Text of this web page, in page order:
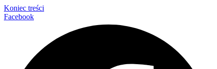
Koniec treści
Facebook